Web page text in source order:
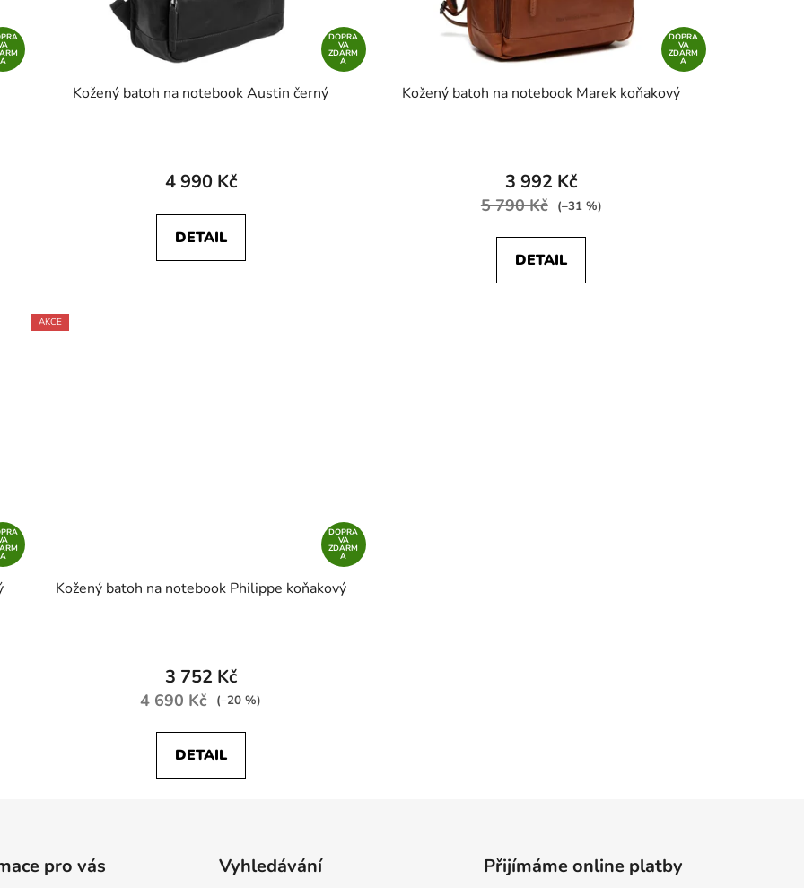
A
DOPRA
VA
ZDARM
A
Kožený batoh na notebook Austin černý
hodnocení
je
2,2
4 990 Kč
DETAIL
DOPRA
VA
ZDARM
A
Kožený batoh na notebook Marek koňakový
3 992 Kč
5 790 Kč (–31 %)
DETAIL
A
AKCE
DOPRA
VA
ZDARM
A
Kožený batoh na notebook Philippe koňakový
3 752 Kč
4 690 Kč (–20 %)
DETAIL
pro vás Vyhledávání Přijímáme online platby